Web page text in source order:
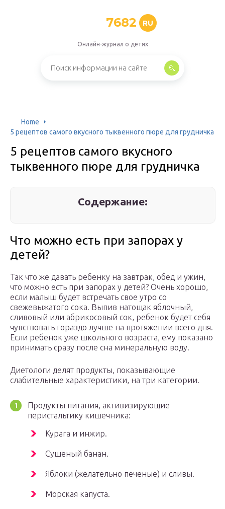
7682 RU
Онлайн-журнал о детях
Home
5 рецептов самого вкусного тыквенного пюре для грудничка
5 рецептов самого вкусного
тыквенного пюре для грудничка
Содержание:
Что можно есть при запорах у
детей?
Так что же давать ребенку на завтрак, обед и ужин,
что можно есть при запорах у детей? Очень хорошо,
если малыш будет встречать свое утро со
свежевыжатого сока. Выпив натощак яблочный,
сливовый или абрикосовый сок, ребенок будет себя
чувствовать гораздо лучше на протяжении всего дня.
Если ребенок уже школьного возраста, ему показано
принимать сразу после сна минеральную воду.
Диетологи делят продукты, показывающие
слабительные характеристики, на три категории.
Продукты питания, активизирующие
перистальтику кишечника:
Курага и инжир.
Сушеный банан.
Яблоки (желательно печеные) и сливы.
Морская капуста.